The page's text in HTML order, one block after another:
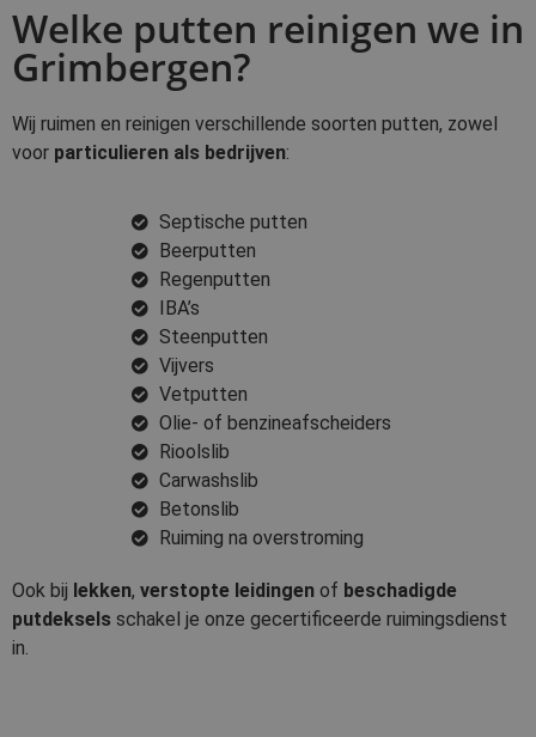
Welke putten reinigen we in
Grimbergen?
Wij ruimen en reinigen verschillende soorten putten, zowel
voor particulieren als bedrijven:
Septische putten
Beerputten
Regenputten
IBA’s
Steenputten
Vijvers
Vetputten
Olie- of benzineafscheiders
Rioolslib
Carwashslib
Betonslib
Ruiming na overstroming
Ook bij lekken, verstopte leidingen of beschadigde
putdeksels schakel je onze gecertificeerde ruimingsdienst
in.